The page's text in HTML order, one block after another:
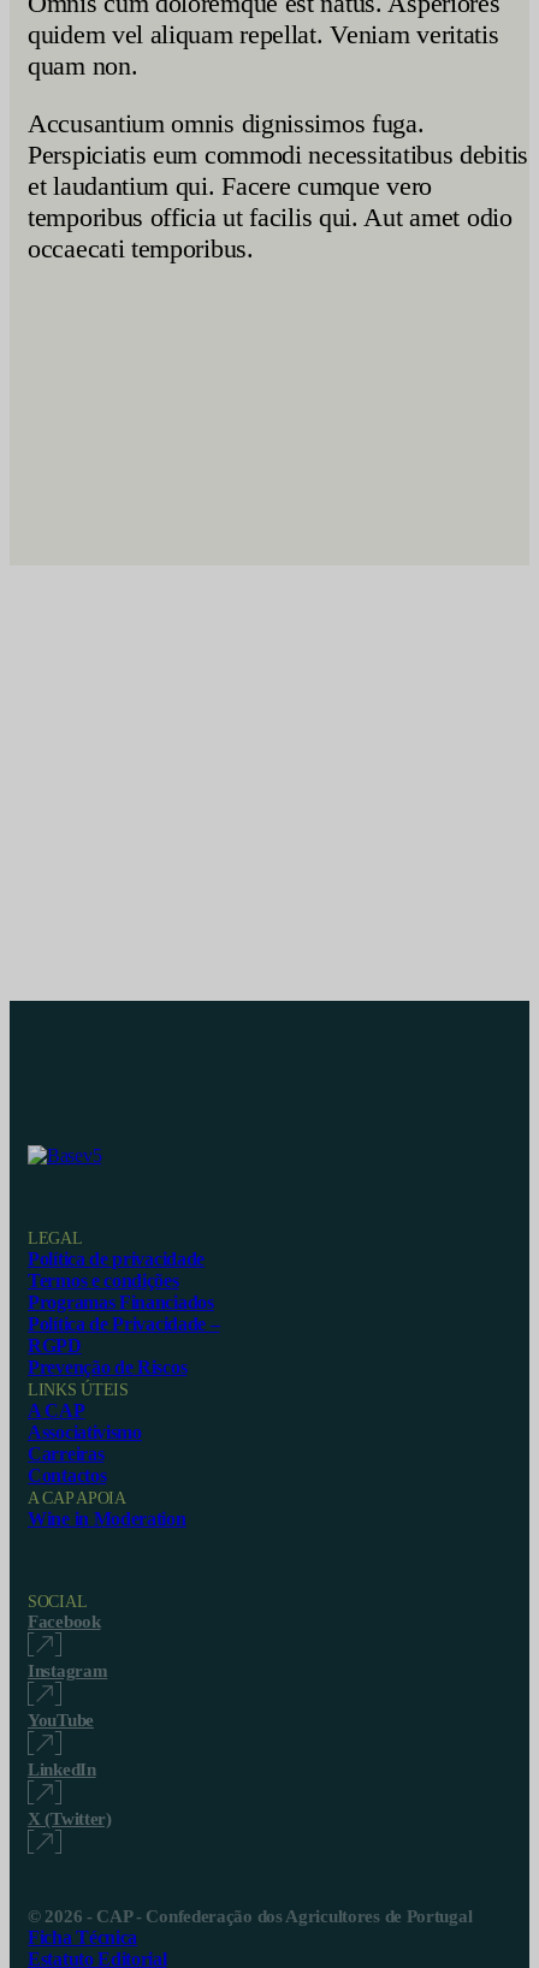
quidem vel aliquam repellat. Veniam veritatis
quam non.
Accusantium omnis dignissimos fuga.
Perspiciatis eum commodi necessitatibus debitis
et laudantium qui. Facere cumque vero
temporibus officia ut facilis qui. Aut amet odio
occaecati temporibus.
LEGAL
Política de privacidade
Termos e condições
Programas Financiados
Política de Privacidade –
RGPD
Prevenção de Riscos
LINKS ÚTEIS
A CAP
Associativismo
Carreiras
Contactos
A CAP APOIA
Wine in Moderation
SOCIAL
Facebook
Instagram
YouTube
LinkedIn
X (Twitter)
© 2026 - CAP - Confederação dos Agricultores de Portugal
Ficha Técnica
Estatuto Editorial